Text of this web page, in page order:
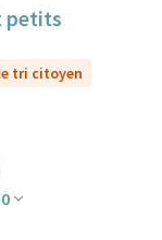
petits
tri citoyen